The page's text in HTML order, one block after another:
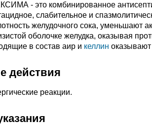
- это комбинированное
слабительное и
желудочного сока, уменьшают
оболочке желудка, оказывая
в состав аир и келлин оказывают
действия
реакции.